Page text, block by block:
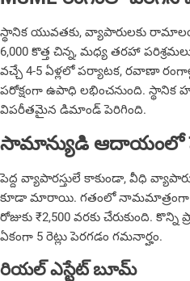
స్థానిక యువతకు, వ్యాపారులకు
6,000 కొత్త చిన్న, మధ్య తరహా
వచ్చే 4-5 ఏళ్లలో పర్యాటక, రవాణా
పరోక్షంగా ఉపాధి లభించనుంది. స్థానిక
విపరీతమైన డిమాండ్ పెరిగింది.
సామాన్యుడి ఆదాయంలో
పెద్ద వ్యాపారస్తులే కాకుండా, వీధి
కూడా మారాయి. గతంలో నామమాత్రంగా
రోజుకు ₹2,500 వరకు చేరుకుంది.
ఏకంగా 5 రెట్లు పెరగడం గమనార్హం.
రియల్ ఎస్టేట్ బూమ్